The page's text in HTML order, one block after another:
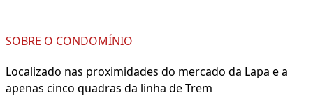
SOBRE O CONDOMÍNIO
Localizado nas proximidades do mercado da Lapa e a
apenas cinco quadras da linha de Trem